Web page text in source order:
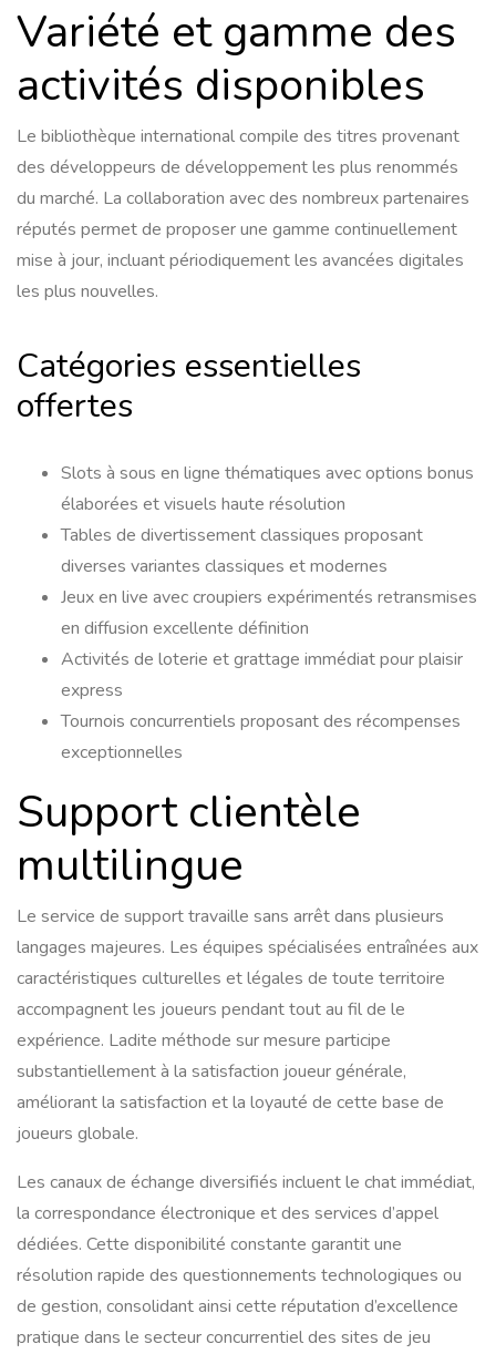
Variété et gamme des
activités disponibles
Le bibliothèque international compile des titres provenant
des développeurs de développement les plus renommés
du marché. La collaboration avec des nombreux partenaires
réputés permet de proposer une gamme continuellement
mise à jour, incluant périodiquement les avancées digitales
les plus nouvelles.
Catégories essentielles
offertes
Slots à sous en ligne thématiques avec options bonus
élaborées et visuels haute résolution
Tables de divertissement classiques proposant
diverses variantes classiques et modernes
Jeux en live avec croupiers expérimentés retransmises
en diffusion excellente définition
Activités de loterie et grattage immédiat pour plaisir
express
Tournois concurrentiels proposant des récompenses
exceptionnelles
Support clientèle
multilingue
Le service de support travaille sans arrêt dans plusieurs
langages majeures. Les équipes spécialisées entraînées aux
caractéristiques culturelles et légales de toute territoire
accompagnent les joueurs pendant tout au fil de le
expérience. Ladite méthode sur mesure participe
substantiellement à la satisfaction joueur générale,
améliorant la satisfaction et la loyauté de cette base de
joueurs globale.
Les canaux de échange diversifiés incluent le chat immédiat,
la correspondance électronique et des services d’appel
dédiées. Cette disponibilité constante garantit une
résolution rapide des questionnements technologiques ou
de gestion, consolidant ainsi cette réputation d’excellence
pratique dans le secteur concurrentiel des sites de jeu